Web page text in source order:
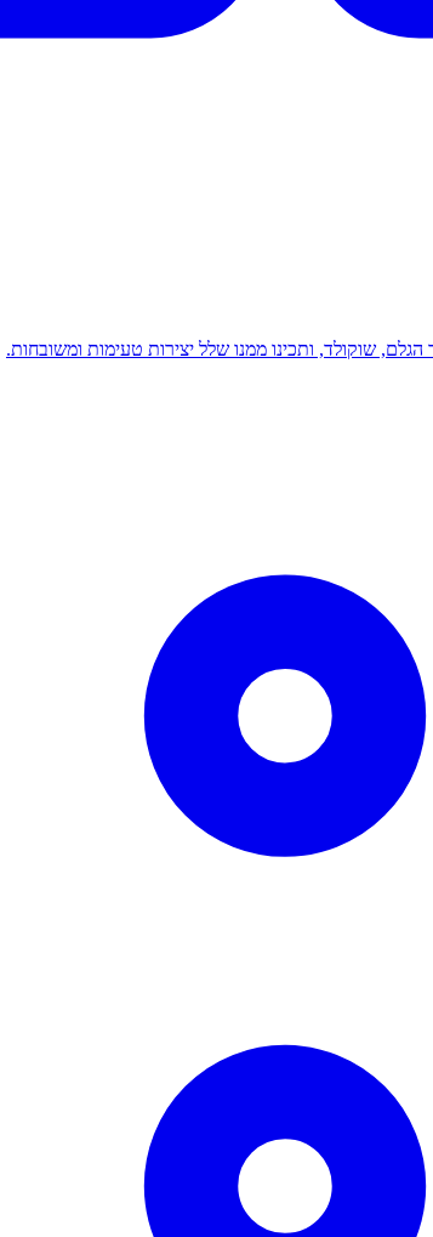
שוקולד, ותכינו ממנו שלל יצירות טעימות ומשובחות.